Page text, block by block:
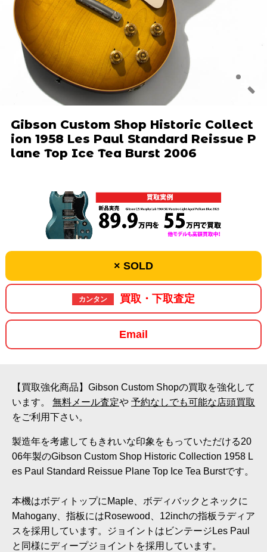
Gibson Custom Shop Historic Collect
ion 1958 Les Paul Standard Reissue P
lane Top Ice Tea Burst 2006
× SOLD
カンタン 買取・下取査定
Email
【買取強化商品】Gibson Custom Shopの買取を強化して
います。 無料メール査定や 予約なしでも可能な店頭買取
をご利用下さい。
製造年を考慮してもきれいな印象をもっていただける20
06年製のGibson Custom Shop Historic Collection 1958 L
es Paul Standard Reissue Plane Top Ice Tea Burstです。
本機はボディトップにMaple、ボディバックとネックに
Mahogany、指板にはRosewood、12inchの指板ラディア
スを採用しています。ジョイントはビンテージLes Paul
と同様にディープジョイントを採用しています。